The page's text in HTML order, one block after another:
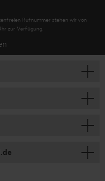
Rufnummer stehen wir von
zur Verfügung.